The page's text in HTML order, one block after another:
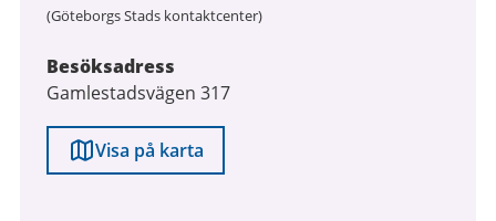
(Göteborgs Stads kontaktcenter)
Besöksadress
Gamlestadsvägen 317
Visa på karta